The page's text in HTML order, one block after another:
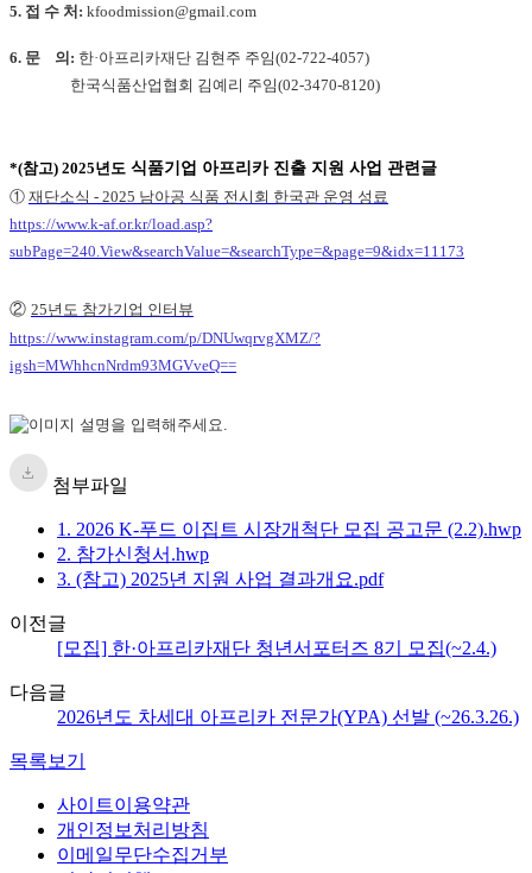
5. 접 수 처: kfoodmission@gmail.com
6. 문 의: 한·아프리카재단 김현주 주임(02-722-4057)
한국식품산업협회 김예리 주임(02-3470-8120)
*(참고) 2025년도 식품기업 아프리카 진출 지원 사업 관련글
① 재단소식 - 2025 남아공 식품 전시회 한국관 운영 성료
https://www.k-af.or.kr/load.asp?
subPage=240.View&searchValue=&searchType=&page=9&idx=11173
② 25년도 참가기업 인터뷰
https://www.instagram.com/p/DNUwqrvgXMZ/?
igsh=MWhhcnNrdm93MGVveQ==
첨부파일
1. 2026 K-푸드 이집트 시장개척단 모집 공고문 (2.2).hwp
2. 참가신청서.hwp
3. (참고) 2025년 지원 사업 결과개요.pdf
이전글
[모집] 한·아프리카재단 청년서포터즈 8기 모집(~2.4.)
다음글
2026년도 차세대 아프리카 전문가(YPA) 선발 (~26.3.26.)
목록보기
사이트이용약관
개인정보처리방침
이메일무단수집거부